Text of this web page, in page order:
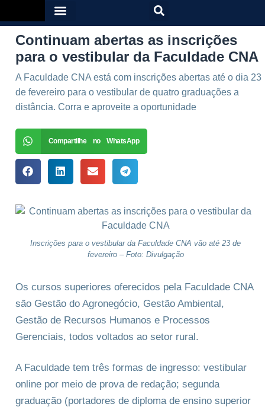
Continuam abertas as inscrições
para o vestibular da Faculdade CNA
A Faculdade CNA está com inscrições abertas até o dia 23
de fevereiro para o vestibular de quatro graduações a
distância. Corra e aproveite a oportunidade
Compartilhe no WhatsApp
Inscrições para o vestibular da Faculdade CNA vão até 23 de
fevereiro – Foto: Divulgação
Os cursos superiores oferecidos pela Faculdade CNA
são Gestão do Agronegócio, Gestão Ambiental,
Gestão de Recursos Humanos e Processos
Gerenciais, todos voltados ao setor rural.
A Faculdade tem três formas de ingresso: vestibular
online por meio de prova de redação; segunda
graduação (portadores de diploma de ensino superior